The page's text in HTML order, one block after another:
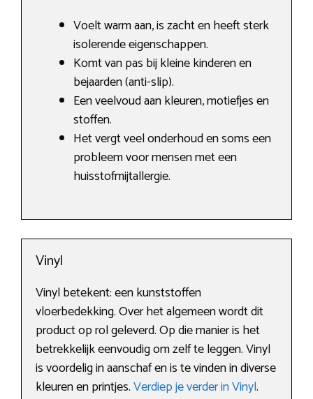
Voelt warm aan, is zacht en heeft sterk
isolerende eigenschappen.
Komt van pas bij kleine kinderen en
bejaarden (anti-slip).
Een veelvoud aan kleuren, motiefjes en
stoffen.
Het vergt veel onderhoud en soms een
probleem voor mensen met een
huisstofmijtallergie.
Vinyl
Vinyl betekent: een kunststoffen
vloerbedekking. Over het algemeen wordt dit
product op rol geleverd. Op die manier is het
betrekkelijk eenvoudig om zelf te leggen. Vinyl
is voordelig in aanschaf en is te vinden in diverse
kleuren en printjes.Verdiep je verder in Vinyl.